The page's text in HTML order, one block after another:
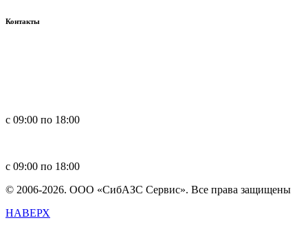
Контакты
с 09:00 по 18:00
с 09:00 по 18:00
© 2006-2026. ООО «СибАЗС Сервис». Все права защищены
НАВЕРХ